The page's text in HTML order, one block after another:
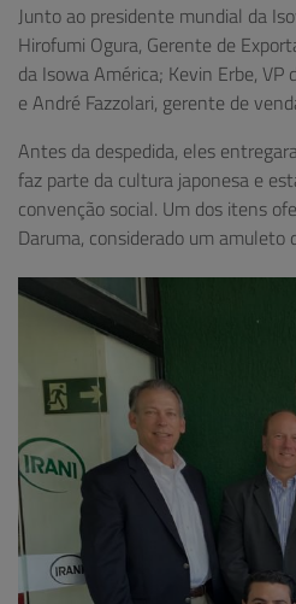
Junto ao presidente mundial da
Hirofumi Ogura, Gerente de
da Isowa América; Kevin Erbe, VP
e André Fazzolari, gerente de
Antes da despedida, eles
faz parte da cultura japonesa e
convenção social. Um dos itens
Daruma, considerado um amuleto